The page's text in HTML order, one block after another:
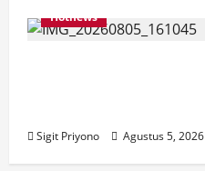
Hotnews
Sigit Priyono Agustus 5, 2026